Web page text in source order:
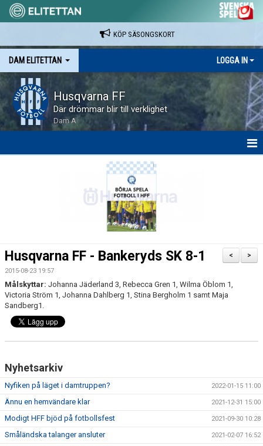
KÖP SÄSONGSKORT
DAM ELITETTAN LOGGA IN
Husqvarna FF
Där drömmar blir till verklighet
Dam A
BILDGALLERI
DOKUMENT
KONTAKT
MATCHER
SPONSORHUSET
>
<
Husqvarna FF - Bankeryds SK 8-1
2015-08-23 19:57
Målskyttar: Johanna Jäderland 3, Rebecca Gren 1, Wilma Öblom 1,
Victoria Ström 1, Johanna Dahlberg 1, Stina Bergholm 1 samt Maja
Sandberg1.
Nyhetsarkiv
Nyfiken på läget i damtruppen? 2022-01-15 11:00
Ännu en hemvändare klar 2021-12-31 15:00
Modigt HFF bjöd på fotbollsfest 2021-09-30 10:28
Småländska talanger ansluter 2021-02-07 16:52